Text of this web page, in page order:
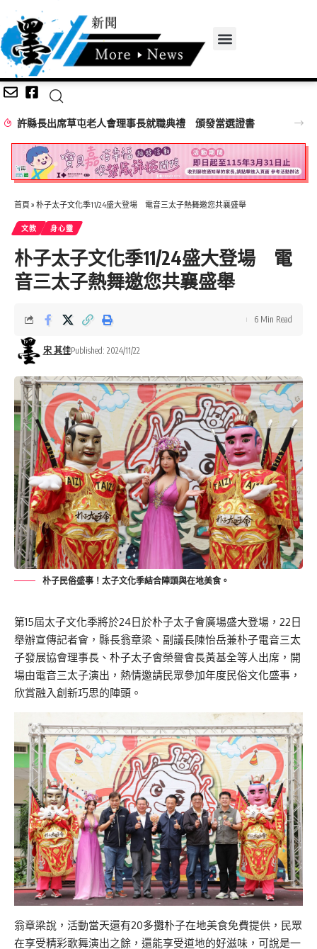
許縣長出席草屯老人會理事長就職典禮 頒發當選證書
首頁 » 朴子太子文化季11/24盛大登場 電音三太子熱舞邀您共襄盛舉
文教 身心𩆜
朴子太子文化季11/24盛大登場 電
音三太子熱舞邀您共襄盛舉
宋 其佳Published: 2024/11/22
6 Min Read
朴子民俗盛事！太子文化季結合陣頭與在地美食。
第15屆太子文化季將於24日於朴子太子會廣場盛大登場，22日
舉辦宣傳記者會，縣長翁章梁、副議長陳怡岳兼朴子電音三太
子發展協會理事長、朴子太子會榮譽會長黃基全等人出席，開
場由電音三太子演出，熱情邀請民眾參加年度民俗文化盛事，
欣賞融入創新巧思的陣頭。
翁章梁說，活動當天還有20多攤朴子在地美食免費提供，民眾
在享受精彩歌舞演出之餘，還能享受道地的好滋味，可說是一